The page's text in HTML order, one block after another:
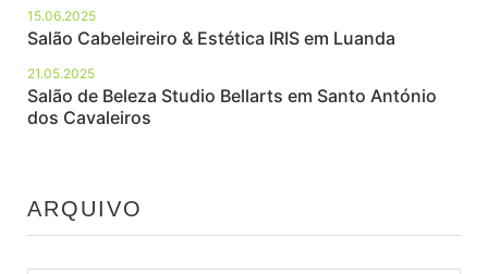
Salão Cabeleireiro & Estética IRIS em Luanda
15.06.2025
Salão de Beleza Studio Bellarts em Santo António
dos Cavaleiros
21.05.2025
ARQUIVO